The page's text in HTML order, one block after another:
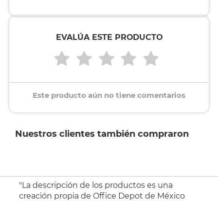
EVALÚA ESTE PRODUCTO
Este producto aún no tiene comentarios
Nuestros clientes también compraron
"La descripción de los productos es una
creación propia de Office Depot de México